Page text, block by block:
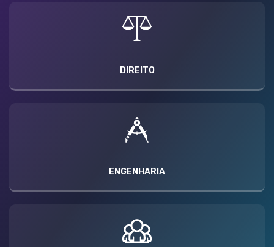
DIREITO
ENGENHARIA